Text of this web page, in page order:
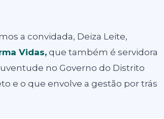
a convidada, Deiza Leite,
Vidas, que também é servidora
no Governo do Distrito
e o que envolve a gestão por trás